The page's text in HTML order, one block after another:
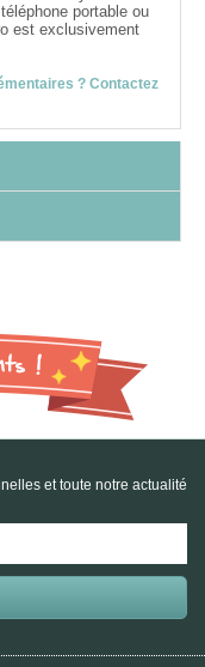
portable ou
est exclusivement
? Contactez
et toute notre actualité